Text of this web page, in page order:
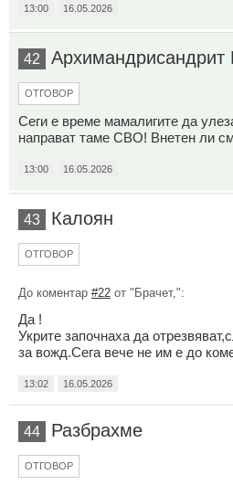
13:00 16.05.2026
42 Архимандрисандрит
ОТГОВОР
Сеги е време мамалигите да
направат таме СВО! Внетен ли
13:00 16.05.2026
43 Калоян
ОТГОВОР
До коментар #22 от "Брачет,":
Да !
Укрите започнаха да
за вожд.Сега вече не им е до
13:02 16.05.2026
44 Разбрахме
ОТГОВОР